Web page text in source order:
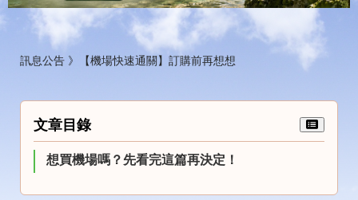
訊息公告 》 【機場快速通關】訂購前再想想
文章目錄
想買機場嗎？先看完這篇再決定！